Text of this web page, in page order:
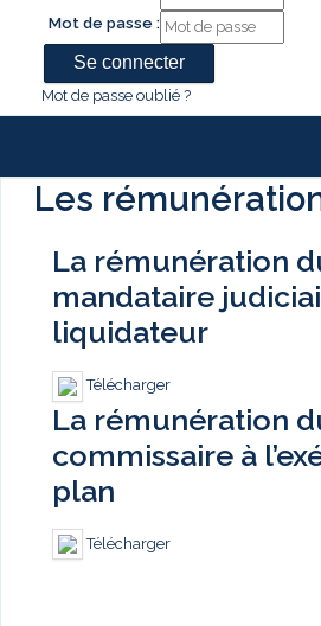
Mot de passe :
Mot de passe oublié ?
Les
La rémunération
mandataire
liquidateur
Télécharger
La rémunération
commissaire à
plan
Télécharger